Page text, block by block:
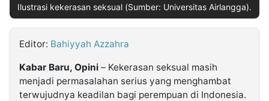
Ilustrasi kekerasan seksual (Sumber: Universitas Airlangga).
Editor: Bahiyyah Azzahra
Kabar Baru, Opini – Kekerasan seksual masih
menjadi permasalahan serius yang menghambat
terwujudnya keadilan bagi perempuan di Indonesia.